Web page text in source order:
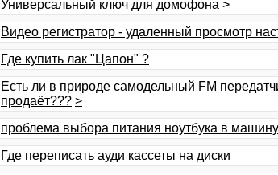
Универсальный ключ для домофона >
Видео регистратор - удаленный просмотр
Где купить лак "Цапон" ?
Есть ли в природе самодельный FM
продаёт??? >
проблема выбора питания ноутбука в машину
Где переписать ауди кассеты на диски